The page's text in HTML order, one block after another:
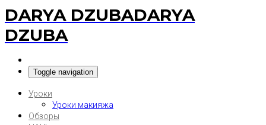
DARYA DZUBADARYA
DZUBA
Toggle navigation
Уроки
Уроки макияжа
Обзоры